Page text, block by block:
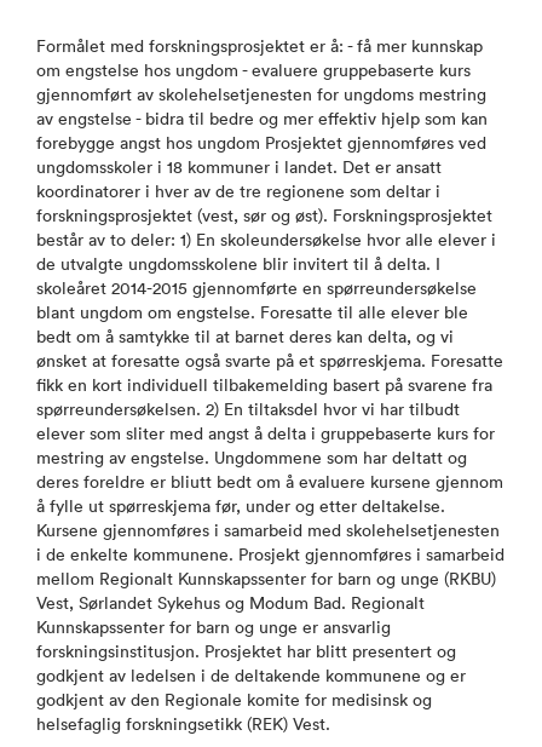
Formålet med forskningsprosjektet er å: - få mer kunnskap
om engstelse hos ungdom - evaluere gruppebaserte kurs
gjennomført av skolehelsetjenesten for ungdoms mestring
av engstelse - bidra til bedre og mer effektiv hjelp som kan
forebygge angst hos ungdom Prosjektet gjennomføres ved
ungdomsskoler i 18 kommuner i landet. Det er ansatt
koordinatorer i hver av de tre regionene som deltar i
forskningsprosjektet (vest, sør og øst). Forskningsprosjektet
består av to deler: 1) En skoleundersøkelse hvor alle elever i
de utvalgte ungdomsskolene blir invitert til å delta. I
skoleåret 2014-2015 gjennomførte en spørreundersøkelse
blant ungdom om engstelse. Foresatte til alle elever ble
bedt om å samtykke til at barnet deres kan delta, og vi
ønsket at foresatte også svarte på et spørreskjema. Foresatte
fikk en kort individuell tilbakemelding basert på svarene fra
spørreundersøkelsen. 2) En tiltaksdel hvor vi har tilbudt
elever som sliter med angst å delta i gruppebaserte kurs for
mestring av engstelse. Ungdommene som har deltatt og
deres foreldre er bliutt bedt om å evaluere kursene gjennom
å fylle ut spørreskjema før, under og etter deltakelse.
Kursene gjennomføres i samarbeid med skolehelsetjenesten
i de enkelte kommunene. Prosjekt gjennomføres i samarbeid
mellom Regionalt Kunnskapssenter for barn og unge (RKBU)
Vest, Sørlandet Sykehus og Modum Bad. Regionalt
Kunnskapssenter for barn og unge er ansvarlig
forskningsinstitusjon. Prosjektet har blitt presentert og
godkjent av ledelsen i de deltakende kommunene og er
godkjent av den Regionale komite for medisinsk og
helsefaglig forskningsetikk (REK) Vest.